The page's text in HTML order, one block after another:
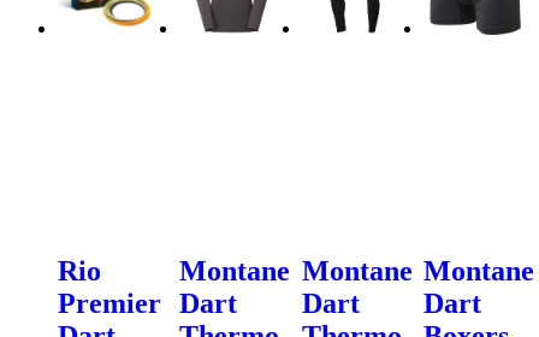
Rio
Premier
Montane
Dart
Montane
Dart
Montane
Dart